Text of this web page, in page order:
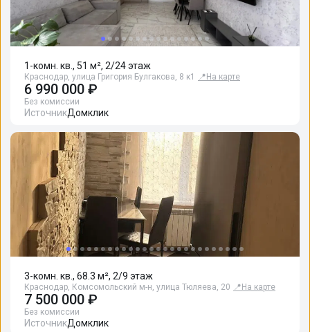
1-комн. кв., 51 м², 2/24 этаж
Краснодар, улица Григория Булгакова, 8 к1 📍 На карте
6 990 000 ₽
Без комиссии
ИсточникДомклик
3-комн. кв., 68.3 м², 2/9 этаж
Краснодар, Комсомольский м-н, улица Тюляева, 20 📍 На карте
7 500 000 ₽
Без комиссии
ИсточникДомклик